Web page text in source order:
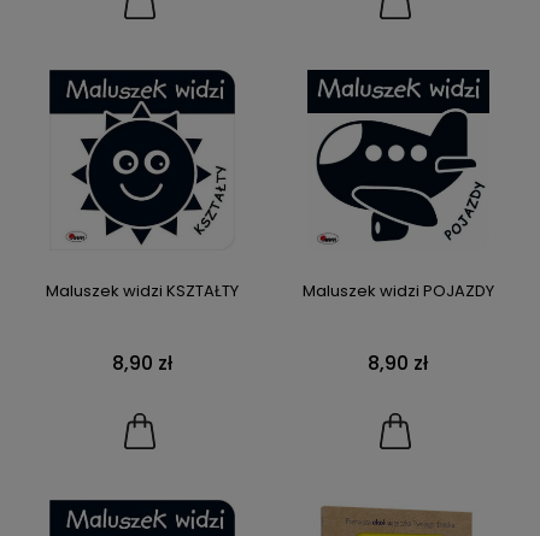
Maluszek widzi KSZTAŁTY
8,90 zł
Maluszek widzi POJAZDY
8,90 zł